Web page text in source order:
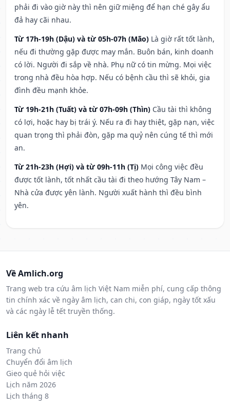
phải đi vào giờ này thì nên giữ miệng để hạn ché gây ẩu
đả hay cãi nhau.
Từ 17h-19h (Dậu) và từ 05h-07h (Mão) Là giờ rất tốt lành,
nếu đi thường gặp được may mắn. Buôn bán, kinh doanh
có lời. Người đi sắp về nhà. Phụ nữ có tin mừng. Mọi việc
trong nhà đều hòa hợp. Nếu có bệnh cầu thì sẽ khỏi, gia
đình đều mạnh khỏe.
Từ 19h-21h (Tuất) và từ 07h-09h (Thìn) Cầu tài thì không
có lợi, hoặc hay bị trái ý. Nếu ra đi hay thiệt, gặp nạn, việc
quan trọng thì phải đòn, gặp ma quỷ nên cúng tế thì mới
an.
Từ 21h-23h (Hợi) và từ 09h-11h (Tị) Mọi công việc đều
được tốt lành, tốt nhất cầu tài đi theo hướng Tây Nam –
Nhà cửa được yên lành. Người xuất hành thì đều bình
yên.
Về Amlich.org
Trang web tra cứu âm lịch Việt Nam miễn phí, cung cấp thông
tin chính xác về ngày âm lịch, can chi, con giáp, ngày tốt xấu
và các ngày lễ tết truyền thống.
Liên kết nhanh
Trang chủ
Chuyển đổi âm lịch
Gieo quẻ hỏi việc
Lịch năm 2026
Lịch tháng 8